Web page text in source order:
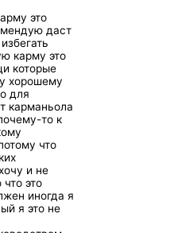
это
даст
карму это
которые
хорошему
для
карманьола
то к
что
и не
это
иногда я
я это не